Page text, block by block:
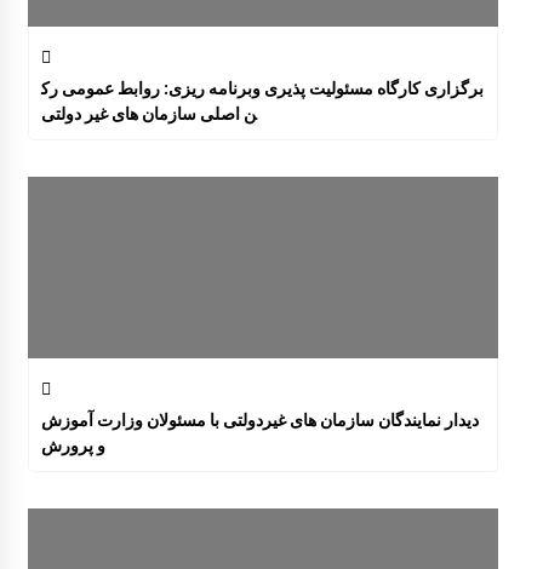
برگزاری کارگاه مسئولیت پذیری وبرنامه ریزی: روابط عمومی رک
ن اصلی سازمان های غیر دولتی
دیدار نمایندگان سازمان های غیردولتی با مسئولان وزارت آموزش
و پرورش